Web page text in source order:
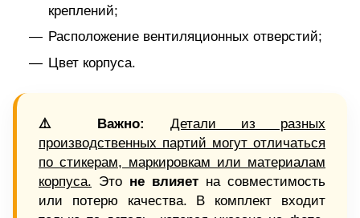
креплений;
Расположение вентиляционных отверстий;
Цвет корпуса.
⚠️ Важно:
Детали из разных
производственных партий могут отличаться
по стикерам, маркировкам или материалам
корпуса. Это не влияет на совместимость
или потерю качества. В комплект входит